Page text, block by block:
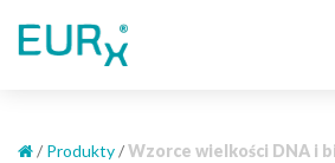
/ Produkty/Wzorce wielkości DNA i